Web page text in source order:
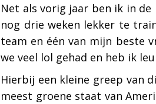
Net als vorig jaar ben ik in de
nog drie weken lekker te
team en één van mijn beste
we veel lol gehad en heb ik
Hierbij een kleine greep van
meest groene staat van